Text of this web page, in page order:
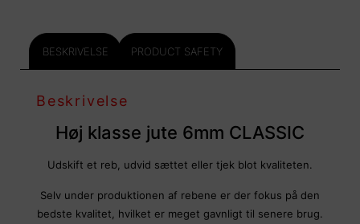
BESKRIVELSE PRODUCT SAFETY
Beskrivelse
Høj klasse jute 6mm CLASSIC
Udskift et reb, udvid sættet eller tjek blot kvaliteten.
Selv under produktionen af rebene er der fokus på den
bedste kvalitet, hvilket er meget gavnligt til senere brug.